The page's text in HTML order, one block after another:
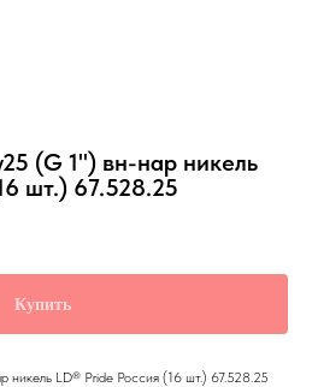
(G 1") вн-нар никель
шт.) 67.528.25
Купить
никель LD® Pride Россия (16 шт.) 67.528.25